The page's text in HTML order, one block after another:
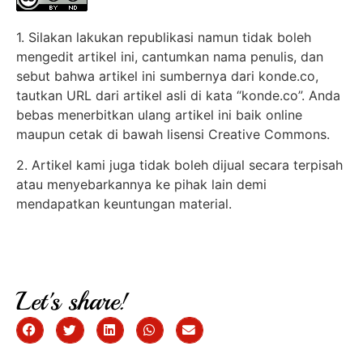
1. Silakan lakukan republikasi namun tidak boleh
mengedit artikel ini, cantumkan nama penulis, dan
sebut bahwa artikel ini sumbernya dari konde.co,
tautkan URL dari artikel asli di kata “konde.co”. Anda
bebas menerbitkan ulang artikel ini baik online
maupun cetak di bawah lisensi Creative Commons.
2. Artikel kami juga tidak boleh dijual secara terpisah
atau menyebarkannya ke pihak lain demi
mendapatkan keuntungan material.
Let's share!